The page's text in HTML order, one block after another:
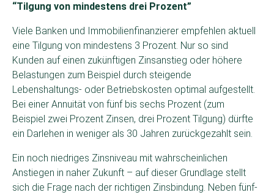
“Tilgung von mindestens drei Prozent”
Viele Banken und Immobilienfinanzierer empfehlen aktuell
eine Tilgung von mindestens 3 Prozent. Nur so sind
Kunden auf einen zukünftigen Zinsanstieg oder höhere
Belastungen zum Beispiel durch steigende
Lebenshaltungs- oder Betriebskosten optimal aufgestellt.
Bei einer Annuität von fünf bis sechs Prozent (zum
Beispiel zwei Prozent Zinsen, drei Prozent Tilgung) dürfte
ein Darlehen in weniger als 30 Jahren zurückgezahlt sein.
Ein noch niedriges Zinsniveau mit wahrscheinlichen
Anstiegen in naher Zukunft – auf dieser Grundlage stellt
sich die Frage nach der richtigen Zinsbindung. Neben fünf-